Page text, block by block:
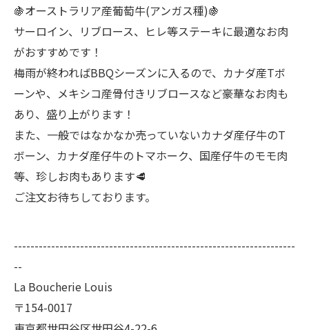
🍇オーストラリア産葡萄牛(アンガス種)🍇
サーロイン、リブロース、ヒレ等ステーキに最適なお肉
がおすすめです！
梅雨が終わればBBQシーズンに入るので、カナダ産Tボ
ーンや、メキシコ産骨付きリブロースなど豪華なお肉も
あり、盛り上がります！
また、一般ではなかなか売っていないカナダ産仔牛のT
ボーン、カナダ産仔牛のトマホーク、国産仔牛のモモ肉
等、珍しお肉もあります🥩
ご注文お待ちしております。
--------------------------------------------------------------------
--
La Boucherie Louis
〒154-0017